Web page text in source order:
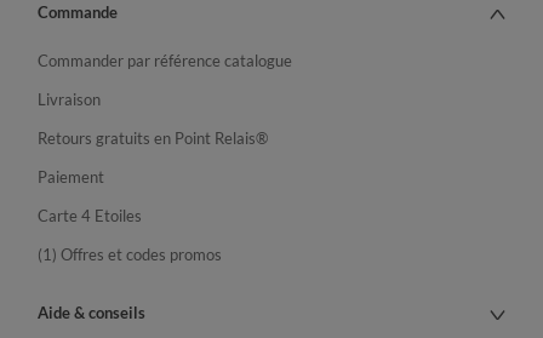
Commande
Commander par référence catalogue
Livraison
Retours gratuits en Point Relais®
Paiement
Carte 4 Etoiles
(1) Offres et codes promos
Aide & conseils